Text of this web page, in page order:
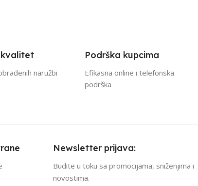
kvalitet
naružbi
Podrška kupcima
Efikasna online i telefonska
podrška
Newsletter prijava:
Budite u toku sa promocijama, sniženjima i
novostima.